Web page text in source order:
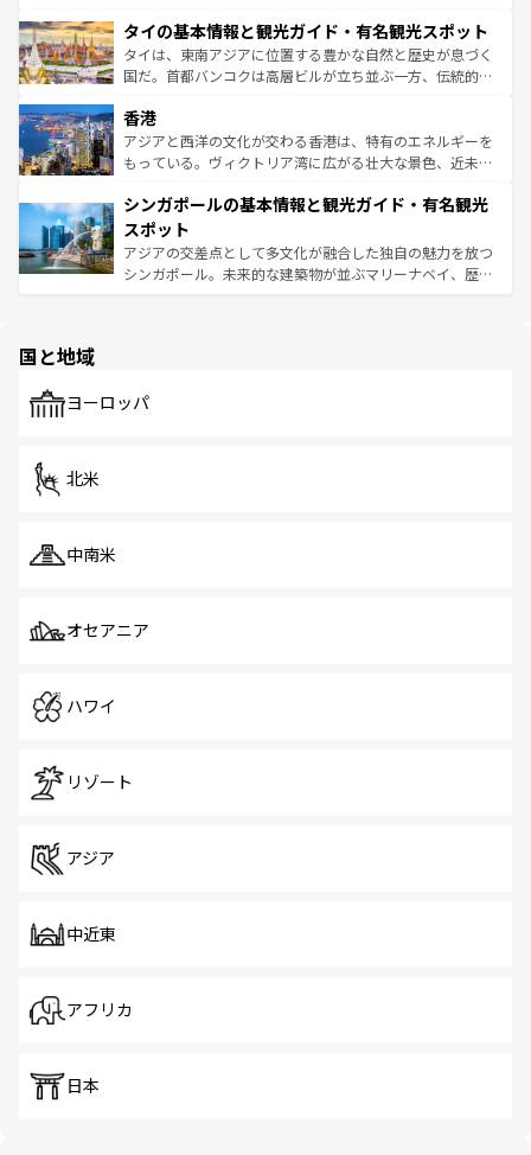
わってみてほしい。 なお、新着の韓国情報はコンテンツ一
覧 を参照してほしい。
急速な発展と共に伝統が息づく。ハノイの古い町並みやホ
ーチミン市のフランス統治時代の建物も、独特の雰囲気を
醸し出している。また、バラエティの豊かさとおいしさで
とつ。フォーやバインミー、ベトナムコーヒーなどは、ぜ
ひ現地で味わいたい。どの地域を訪れてもあたたかい人々
が旅行者を迎えてくれるので、きっと忘れられない旅にな
参照してほしい。
タイの基本情報と観光ガイド・有名観光スポット
タイは、東南アジアに位置する豊かな自然と歴史が息づく
国だ。首都バンコクは高層ビルが立ち並ぶ一方、伝統的な
の活気が交差している。北部ではチェンマイなどの山岳地
帯で自然と触れ合い、南部ではプーケットやクラビの美し
いビーチでリゾート気分を楽しむことができる。タイ料理
激する。気候は一年中温暖で、どの季節にも異なる楽しみ
が待っている。親しみやすいタイの人々、仏教を中心とし
た文化、そして多様な観光資源が、訪れる旅人を魅了し続
ける。 なお、新着のタイ情報はコンテンツ一覧を参照して
香港
アジアと西洋の文化が交わる香港は、特有のエネルギーを
もっている。ヴィクトリア湾に広がる壮大な景色、近未来
み、どこを訪れても感動するはず。観光スポットが密集し
ており、効率よく見どころを回れるのも魅力。息をのむよ
うな絶景から文化的な体験まで、香港を存分に楽しみ尽く
そう。 なお、新着の香港情報はコンテンツ一覧を参照して
シンガポールの基本情報と観光ガイド・有名観光
スポット
アジアの交差点として多文化が融合した独自の魅力を放つ
シンガポール。未来的な建築物が並ぶマリーナベイ、歴史
で、ホーカーズは地元の風情を楽しめる外せないスポット
国と地域
ヨーロッパ
北米
中南米
オセアニア
ハワイ
リゾート
アジア
中近東
アフリカ
日本